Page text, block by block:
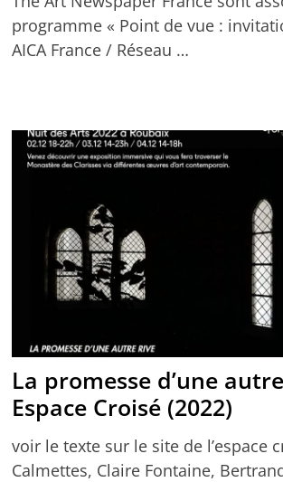
programme « Point de vue :
AICA France / Réseau …
La promesse d’une
Espace Croisé (2022)
voir le texte sur le site de l’espace
Calmettes, Claire Fontaine,